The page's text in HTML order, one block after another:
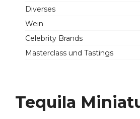
Diverses
Wein
Celebrity Brands
Masterclass und Tastings
Tequila